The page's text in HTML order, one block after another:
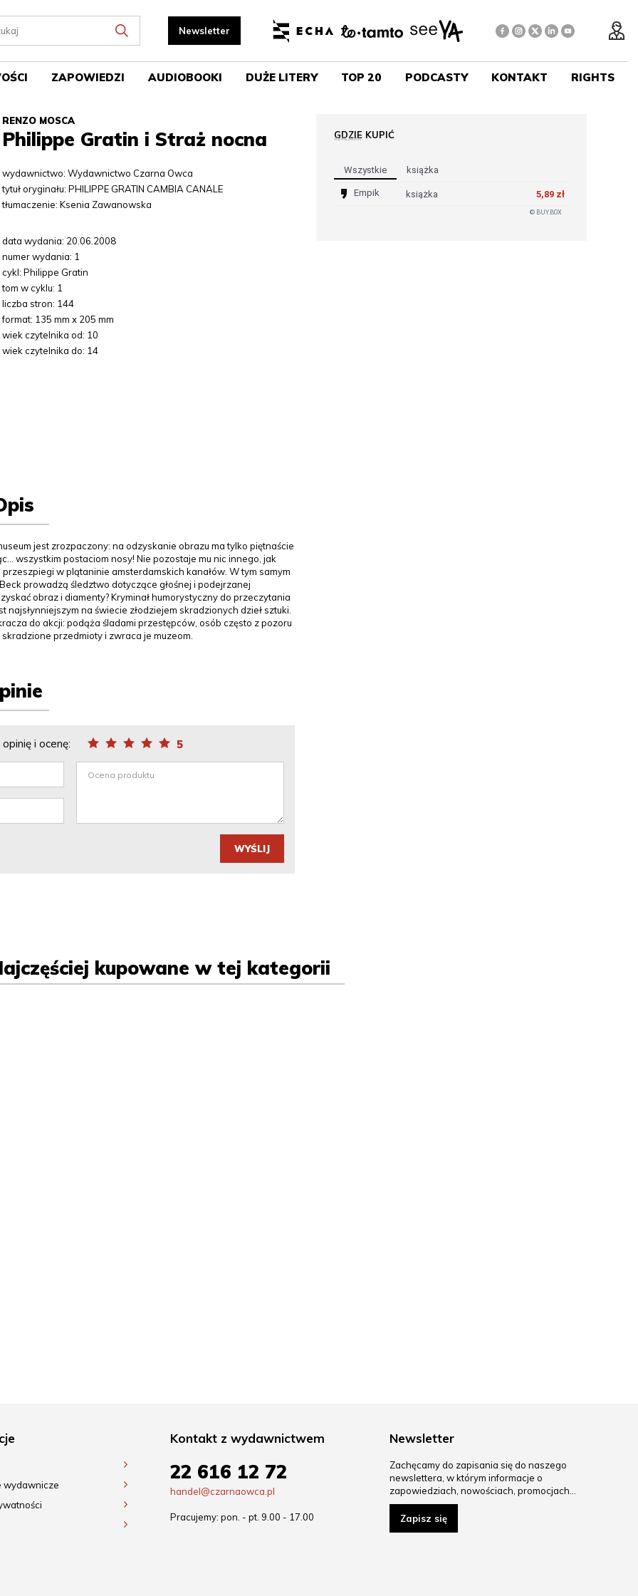
ZAPOWIEDZI AUDIOBOOKI DUŻE LITERY TOP 20 PODCASTY KONTAKT RIGHTS
RENZO MOSCA
Philippe Gratin i Straż nocna
wydawnictwo: Wydawnictwo Czarna Owca
tytuł oryginału: PHILIPPE GRATIN CAMBIA CANALE
tłumaczenie: Ksenia Zawanowska
data wydania: 20.06.2008
numer wydania: 1
cykl: Philippe Gratin
tom w cyklu: 1
liczba stron: 144
format: 135 mm x 205 mm
wiek czytelnika od: 10
wiek czytelnika do: 14
GDZIE KUPIĆ
REKLAMA
Wszystkie Książka
Empik książka 5,89 zł
© BUY.BOX
jest zrozpaczony: na odzyskanie obrazu ma tylko piętnaście
wszystkim postaciom nosy! Nie pozostaje mu nic innego, jak
w plątaninie amsterdamskich kanałów. W tym samym
prowadzą śledztwo dotyczące głośnej i podejrzanej
obraz i diamenty? Kryminał humorystyczny do przeczytania
na świecie złodziejem skradzionych dzieł sztuki.
do akcji: podąża śladami przestępców, osób często z pozoru
przedmioty i zwraca je muzeom.
i ocenę: 5
WYŚLIJ
kupowane w tej kategorii
wydawnicze
Kontakt z wydawnictwem
22 616 12 72
handel@czarnaowca.pl
Pracujemy: pon. - pt. 9.00 - 17.00
Newsletter
Zachęcamy do zapisania się do naszego
newslettera, w którym informacje o
zapowiedziach, nowościach, promocjach…
Zapisz się